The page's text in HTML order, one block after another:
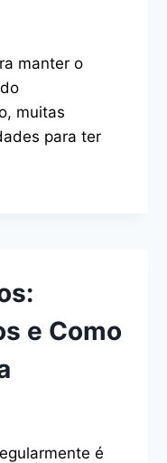
manter o
muitas
para ter
e Como
é